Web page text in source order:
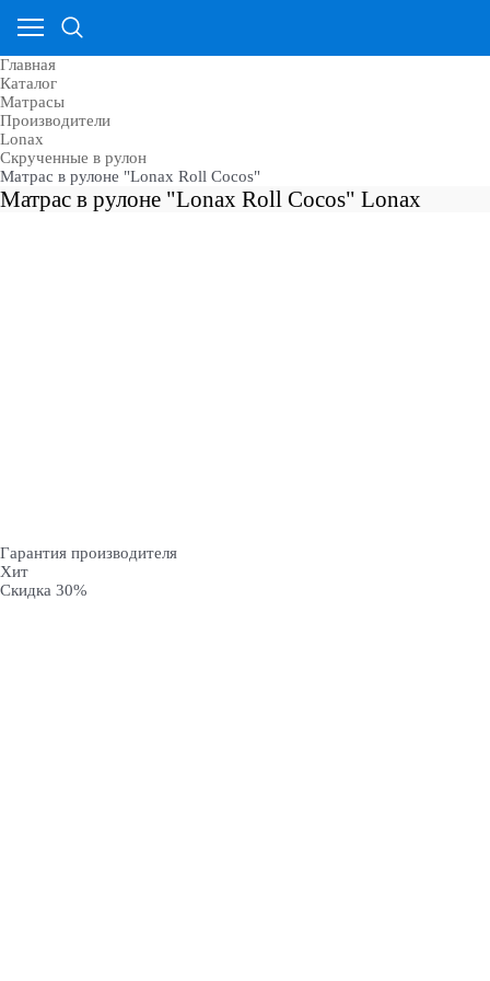
Главная
Каталог
Матрасы
Производители
Lonax
Скрученные в рулон
Матрас в рулоне "Lonax Roll Cocos"
Матрас в рулоне "Lonax Roll Cocos" Lonax
Гарантия производителя
Хит
Скидка 30%